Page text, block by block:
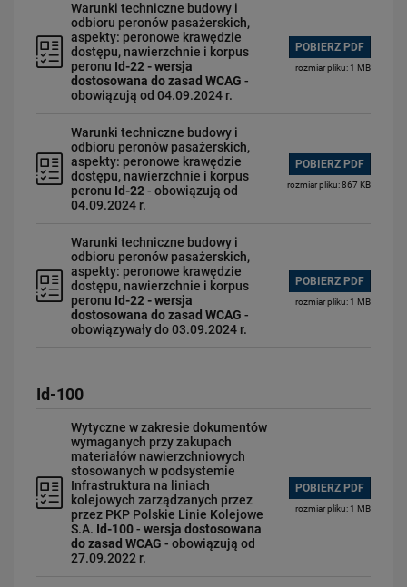
Warunki techniczne budowy i
odbioru peronów pasażerskich,
aspekty: peronowe krawędzie
dostępu, nawierzchnie i korpus
peronu Id-22 - wersja
dostosowana do zasad WCAG -
obowiązują od 04.09.2024 r.
POBIERZ PDF
rozmiar pliku: 1 MB
Warunki techniczne budowy i
odbioru peronów pasażerskich,
aspekty: peronowe krawędzie
dostępu, nawierzchnie i korpus
peronu Id-22- obowiązują od
04.09.2024 r.
POBIERZ PDF
rozmiar pliku: 867 KB
Warunki techniczne budowy i
odbioru peronów pasażerskich,
aspekty: peronowe krawędzie
dostępu, nawierzchnie i korpus
peronu Id-22 - wersja
dostosowana do zasad WCAG -
obowiązywały do 03.09.2024 r.
POBIERZ PDF
rozmiar pliku: 1 MB
Id-100
Wytyczne w zakresie dokumentów
wymaganych przy zakupach
materiałów nawierzchniowych
stosowanych w podsystemie
Infrastruktura na liniach
kolejowych zarządzanych przez
przez PKP Polskie Linie Kolejowe
S.A. Id-100- wersja dostosowana
do zasad WCAG - obowiązują od
27.09.2022 r.
POBIERZ PDF
rozmiar pliku: 1 MB